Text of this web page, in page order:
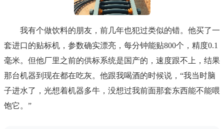
我有个做饮料的朋友，前几年也犯过类似的错。他买了一
套进口的贴标机，参数确实漂亮，每分钟能贴800个，精度0.1
毫米。但他厂里之前的供标系统是国产的，速度跟不上，结果
那台机器到现在都在吃灰。他跟我喝酒的时候说，“我当时脑
子进水了，光想着机器多牛，没想过我前面那套东西能不能喂
饱它。”